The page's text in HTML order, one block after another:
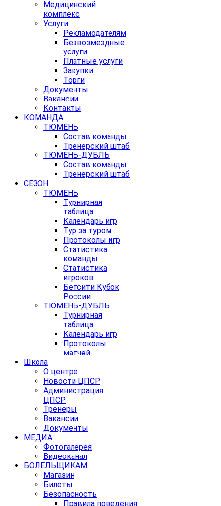
Медицинский
комплекс
Услуги
Рекламодателям
Безвозмездные
услуги
Платные услуги
Закупки
Торги
Документы
Вакансии
Контакты
КОМАНДА
ТЮМЕНЬ
Состав команды
Тренерский штаб
ТЮМЕНЬ-ДУБЛЬ
Состав команды
Тренерский штаб
СЕЗОН
ТЮМЕНЬ
Турнирная
таблица
Календарь игр
Тур за туром
Протоколы игр
Статистика
команды
Статистика
игроков
Бетсити Кубок
России
ТЮМЕНЬ-ДУБЛЬ
Турнирная
таблица
Календарь игр
Протоколы
матчей
Школа
О центре
Новости ЦПСР
Администрация
ЦПСР
Тренеры
Вакансии
Документы
МЕДИА
Фотогалерея
Видеоканал
БОЛЕЛЬЩИКАМ
Магазин
Билеты
Безопасность
Правила поведения